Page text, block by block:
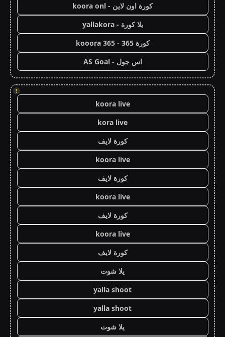
كورة اون لاين - koora onl
يلا كورة - yallakora
كورة 365 - kooora 365
اس جول - AS Goal
!
koora live
kora live
كورة لايف
koora live
كورة لايف
koora live
كورة لايف
koora live
كورة لايف
يلا شوت
yalla shoot
yalla shoot
يلا شوت